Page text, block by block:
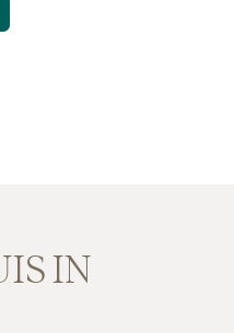
IN